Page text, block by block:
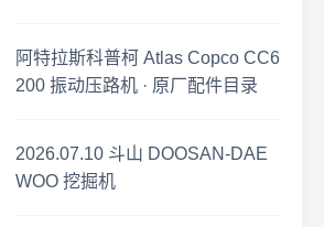
2026年7月6日 上新 工程机械零件图册 · 更新公告
阿特拉斯科普柯 Atlas Copco CC6
200 振动压路机 · 原厂配件目录
2026.07.10 斗山 DOOSAN-DAE
WOO 挖掘机